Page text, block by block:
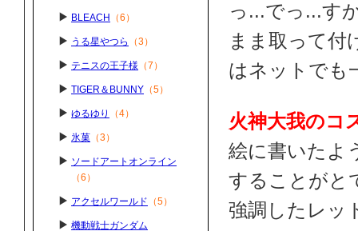
っ...でっ...す
まま取って付
はネットでも
火神大我のコ
絵に書いたよ
することがと
強調したレッ
BLEACH （6）
うる星やつら （3）
テニスの王子様 （7）
TIGER＆BUNNY （5）
ゆるゆり （4）
氷菓 （3）
ソードアートオンライン
（6）
アクセルワールド （5）
機動戦士ガンダム